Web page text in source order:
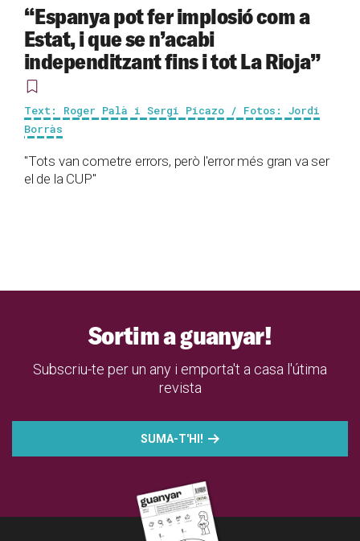
“Espanya pot fer implosió com a
Estat, i que se n’acabi
independitzant fins i tot La Rioja”
Text: Roger Palà i Sergi Picazo / Fotos: Jordi
Borràs
"Tots van cometre errors, però l'error més gran va ser
el de la CUP"
Sortim a guanyar!
Subscriu-te per un any i emporta't a casa l'útima
revista
SUMA-T'HI!